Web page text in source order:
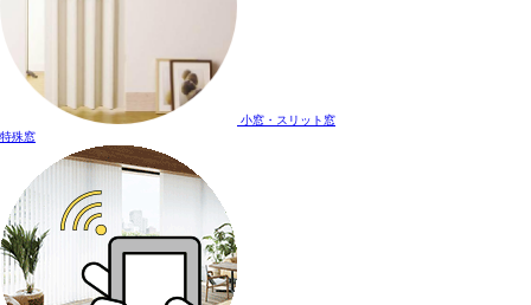
小窓・スリット窓
特殊窓